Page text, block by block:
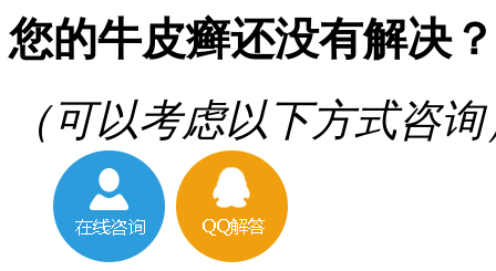
您的牛皮癣还没有解决？
（可以考虑以下方式咨询